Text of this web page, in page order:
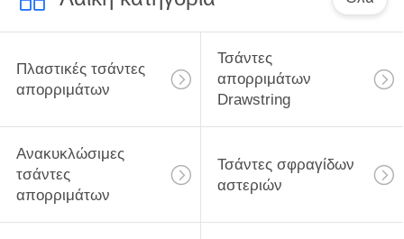
Πλαστικές τσάντες
απορριμάτων
Τσάντες
απορριμάτων
Drawstring
Ανακυκλώσιμες
τσάντες
απορριμάτων
Τσάντες σφραγίδων
αστεριών